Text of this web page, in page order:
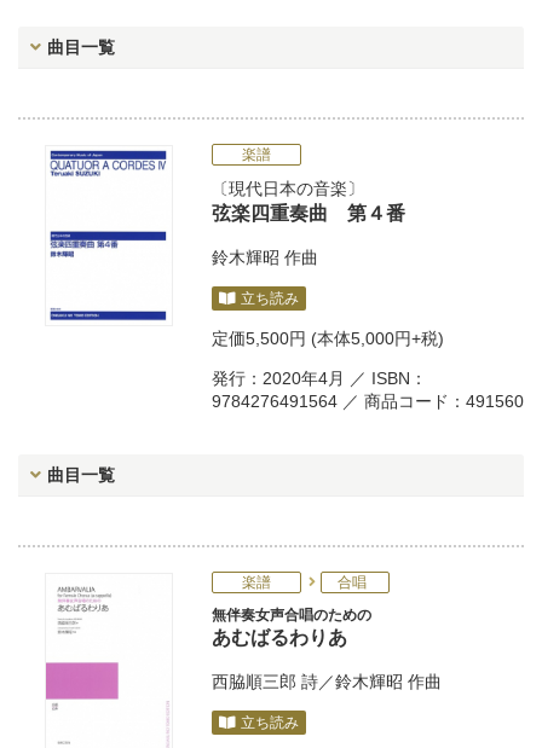
曲目一覧
楽譜
現代日本の音楽
弦楽四重奏曲 第４番
鈴木輝昭 作曲
立ち読み
定価5,500円 (本体5,000円+税)
発行：2020年4月 ／ ISBN：
9784276491564 ／ 商品コード：491560
曲目一覧
楽譜
合唱
無伴奏女声合唱のための
あむばるわりあ
西脇順三郎 詩／鈴木輝昭 作曲
立ち読み